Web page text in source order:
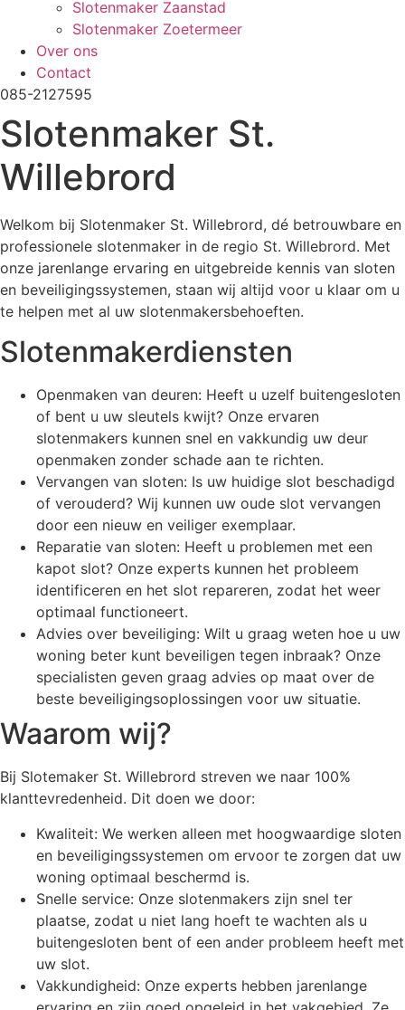
Slotenmaker Zaanstad
Slotenmaker Zoetermeer
Over ons
Contact
085-2127595
Slotenmaker St.
Willebrord
Welkom bij Slotenmaker St. Willebrord, dé betrouwbare en
professionele slotenmaker in de regio St. Willebrord. Met
onze jarenlange ervaring en uitgebreide kennis van sloten
en beveiligingssystemen, staan wij altijd voor u klaar om u
te helpen met al uw slotenmakersbehoeften.
Slotenmakerdiensten
Openmaken van deuren: Heeft u uzelf buitengesloten
of bent u uw sleutels kwijt? Onze ervaren
slotenmakers kunnen snel en vakkundig uw deur
openmaken zonder schade aan te richten.
Vervangen van sloten: Is uw huidige slot beschadigd
of verouderd? Wij kunnen uw oude slot vervangen
door een nieuw en veiliger exemplaar.
Reparatie van sloten: Heeft u problemen met een
kapot slot? Onze experts kunnen het probleem
identificeren en het slot repareren, zodat het weer
optimaal functioneert.
Advies over beveiliging: Wilt u graag weten hoe u uw
woning beter kunt beveiligen tegen inbraak? Onze
specialisten geven graag advies op maat over de
beste beveiligingsoplossingen voor uw situatie.
Waarom wij?
Bij Slotemaker St. Willebrord streven we naar 100%
klanttevredenheid. Dit doen we door:
Kwaliteit: We werken alleen met hoogwaardige sloten
en beveiligingssystemen om ervoor te zorgen dat uw
woning optimaal beschermd is.
Snelle service: Onze slotenmakers zijn snel ter
plaatse, zodat u niet lang hoeft te wachten als u
buitengesloten bent of een ander probleem heeft met
uw slot.
Vakkundigheid: Onze experts hebben jarenlange